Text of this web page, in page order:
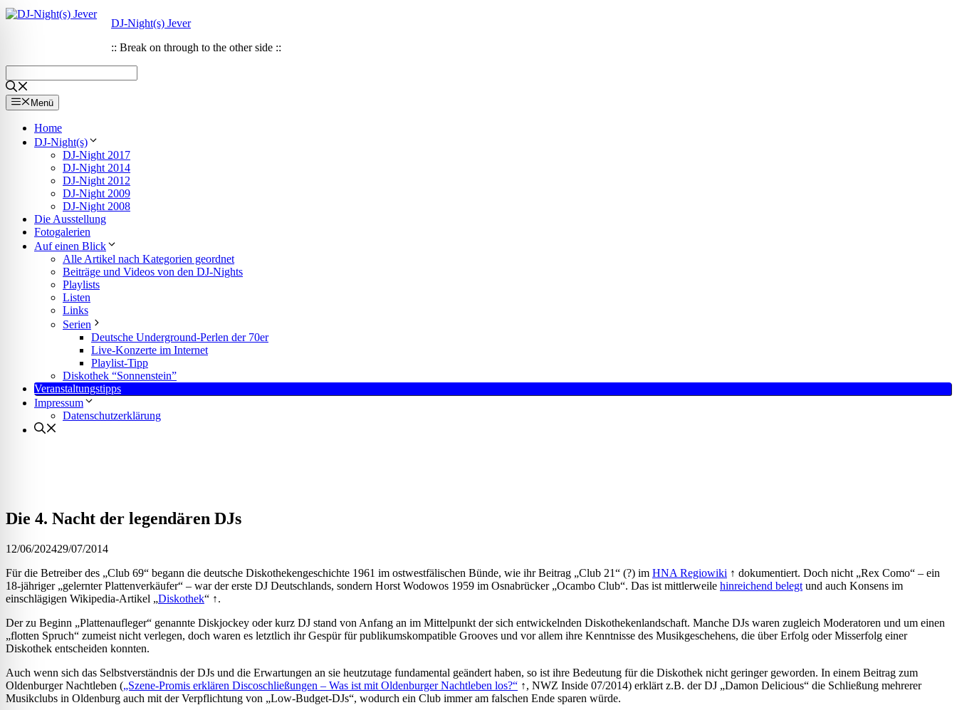
Zum
Zum
DJ-Night(s) Jever
:: Break on through to the other side ::
Menü
Home
DJ-Night(s)
DJ-Night 2017
DJ-Night 2014
DJ-Night 2012
DJ-Night 2009
DJ-Night 2008
Die Ausstellung
Fotogalerien
Auf einen Blick
Alle Artikel nach Kategorien geordnet
Beiträge und Videos von den DJ-Nights
Playlists
Listen
Links
Serien
Deutsche Underground-Perlen der 70er
Live-Konzerte im Internet
Playlist-Tipp
Diskothek “Sonnenstein”
Veranstaltungstipps
Impressum
Datenschutzerklärung
Die 4. Nacht der legendären DJs
12/06/202429/07/2014
Für die Betreiber des „Club 69“ begann die deutsche Diskothekengeschichte 1961 im ostwestfälischen Bünde, wie ihr Beitrag „Club 21“ (?) im HNA Regiowiki ↑ dokumentiert. Doch nicht „Rex Como“ – ein
18-jähriger „gelernter Plattenverkäufer“ – war der erste DJ Deutschlands, sondern Horst Wodowos 1959 im Osnabrücker „Ocambo Club“. Das ist mittlerweile hinreichend belegt und auch Konsens im
einschlägigen Wikipedia-Artikel „Diskothek“ ↑.
Der zu Beginn „Plattenaufleger“ genannte Diskjockey oder kurz DJ stand von Anfang an im Mittelpunkt der sich entwickelnden Diskothekenlandschaft. Manche DJs waren zugleich Moderatoren und um einen
„flotten Spruch“ zumeist nicht verlegen, doch waren es letztlich ihr Gespür für publikumskompatible Grooves und vor allem ihre Kenntnisse des Musikgeschehens, die über Erfolg oder Misserfolg einer
Diskothek entscheiden konnten.
Auch wenn sich das Selbstverständnis der DJs und die Erwartungen an sie heutzutage fundamental geändert haben, so ist ihre Bedeutung für die Diskothek nicht geringer geworden. In einem Beitrag zum
Oldenburger Nachtleben („Szene-Promis erklären Discoschließungen – Was ist mit Oldenburger Nachtleben los?“ ↑, NWZ Inside 07/2014) erklärt z.B. der DJ „Damon Delicious“ die Schließung mehrerer
Musikclubs in Oldenburg auch mit der Verpflichtung von „Low-Budget-DJs“, wodurch ein Club immer am falschen Ende sparen würde.
Anfallsicherheit
freundlicher Modus